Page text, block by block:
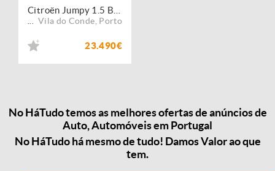
Vila do Conde Porto
23.490€
No HáTudo temos as melhores ofertas de anúncios de
Auto, Automóveis em Portugal
No HáTudo há mesmo de tudo! Damos Valor ao que
tem.